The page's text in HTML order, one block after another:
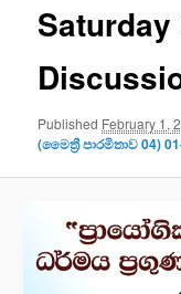
Saturday
Published February 1,
(මෛත්‍රී පාරමිතාව 04)